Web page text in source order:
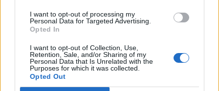
I want to opt-out of processing my
Personal Data for Targeted Advertising.
Opted In
I want to opt-out of Collection, Use,
Retention, Sale, and/or Sharing of my
Personal Data that Is Unrelated with the
Purposes for which it was collected.
Opted Out
App-Funktionen für optimiertes
Allergie-Management
Die Pollenflug & Pollen Alarm App bietet umfassende
Werkzeuge, um Ihre Pollenallergie gezielt und effektiv